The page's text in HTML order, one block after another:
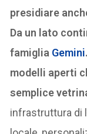
presidiare
Da un lato
famiglia Gemini
modelli aperti
semplice
infrastruttura di